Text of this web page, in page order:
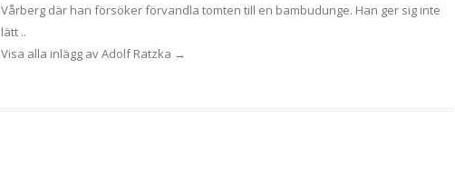
Vårberg där han försöker förvandla tomten till en bambudunge. Han ger sig inte
lätt ..
Visa alla inlägg av Adolf Ratzka →